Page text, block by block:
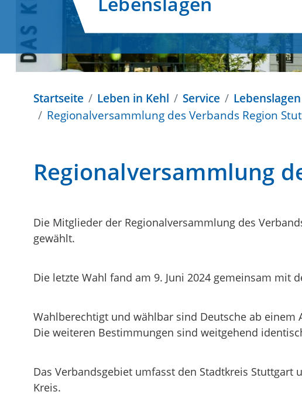
Startseite Leben in Kehl Service Lebenslagen
Regionalversammlung des Verbands Region
Regionalversammlung
Die Mitglieder der Regionalversammlung des
gewählt.
Die letzte Wahl fand am 9. Juni 2024 gemeinsam mit
Wahlberechtigt und wählbar sind Deutsche ab einem
Die weiteren Bestimmungen sind weitgehend
Das Verbandsgebiet umfasst den Stadtkreis Stuttgart
Kreis.